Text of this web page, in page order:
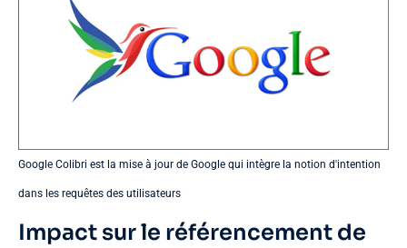
Google Colibri est la mise à jour de Google qui intègre la notion d'intention
dans les requêtes des utilisateurs
Impact sur le référencement de